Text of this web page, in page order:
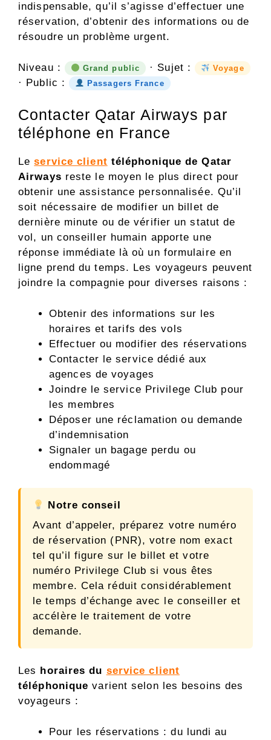
indispensable, qu’il s’agisse d’effectuer une
réservation, d’obtenir des informations ou de
résoudre un problème urgent.
Niveau : Grand public · Sujet : Voyage
· Public : Passagers France
Contacter Qatar Airways par
téléphone en France
Leservice client téléphonique de Qatar
Airways reste le moyen le plus direct pour
obtenir une assistance personnalisée. Qu’il
soit nécessaire de modifier un billet de
dernière minute ou de vérifier un statut de
vol, un conseiller humain apporte une
réponse immédiate là où un formulaire en
ligne prend du temps. Les voyageurs peuvent
joindre la compagnie pour diverses raisons :
Obtenir des informations sur les
horaires et tarifs des vols
Effectuer ou modifier des réservations
Contacter le service dédié aux
agences de voyages
Joindre le service Privilege Club pour
les membres
Déposer une réclamation ou demande
d’indemnisation
Signaler un bagage perdu ou
endommagé
Notre conseil
Avant d’appeler, préparez votre numéro
de réservation (PNR), votre nom exact
tel qu’il figure sur le billet et votre
numéro Privilege Club si vous êtes
membre. Cela réduit considérablement
le temps d’échange avec le conseiller et
accélère le traitement de votre
demande.
Les horaires du service client
téléphonique varient selon les besoins des
voyageurs :
Pour les réservations : du lundi au